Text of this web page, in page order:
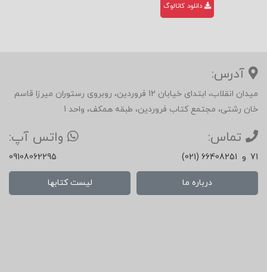
دانلود کاتالوگ
آدرس:
میدان انقلاب، ابتدای خیابان 12 فروردین، روبروی رستوران میرزا قاسم
خان رشتی، مجتمع کتاب فروردین، طبقه همکف، واحد 1
تماس:
(021) 66408251 و 71
واتس آپ:
09108062295
درباره ما لیست کتابها